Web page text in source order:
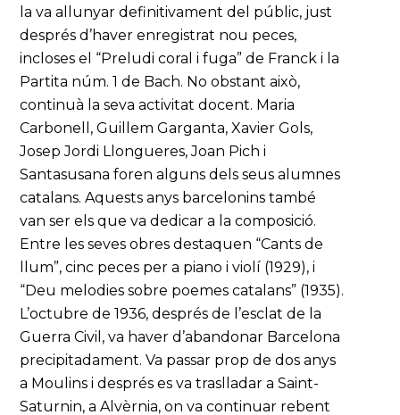
la va allunyar definitivament del públic, just
després d’haver enregistrat nou peces,
incloses el “Preludi coral i fuga” de Franck i la
Partita núm. 1 de Bach. No obstant això,
continuà la seva activitat docent. Maria
Carbonell, Guillem Garganta, Xavier Gols,
Josep Jordi Llongueres, Joan Pich i
Santasusana foren alguns dels seus alumnes
catalans. Aquests anys barcelonins també
van ser els que va dedicar a la composició.
Entre les seves obres destaquen “Cants de
llum”, cinc peces per a piano i violí (1929), i
“Deu melodies sobre poemes catalans” (1935).
L’octubre de 1936, després de l’esclat de la
Guerra Civil, va haver d’abandonar Barcelona
precipitadament. Va passar prop de dos anys
a Moulins i després es va traslladar a Saint-
Saturnin, a Alvèrnia, on va continuar rebent